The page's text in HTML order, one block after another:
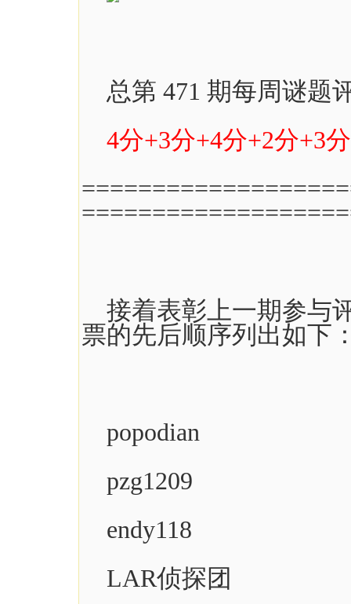
总第 471 期每周谜
4分+3分+4分+2分+3
接着表彰上一期参与
票的先后顺序列出如下
popodian
pzg1209
endy118
LAR侦探团